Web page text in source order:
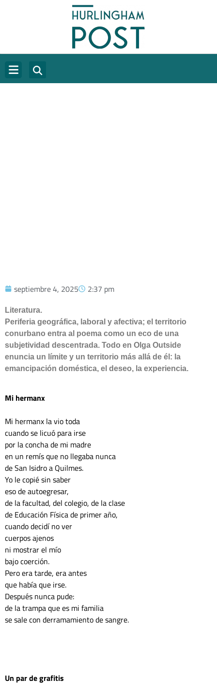
septiembre 4, 2025 2:37 pm
Literatura.
Periferia geográfica, laboral y afectiva; el territorio
conurbano entra al poema como un eco de una
subjetividad descentrada. Todo en Olga Outside
enuncia un límite y un territorio más allá de él: la
emancipación doméstica, el deseo, la experiencia.
Mi hermanx
Mi hermanx la vio toda
cuando se licuó para irse
por la concha de mi madre
en un remís que no llegaba nunca
de San Isidro a Quilmes.
Yo le copié sin saber
eso de autoegresar,
de la facultad, del colegio, de la clase
de Educación Física de primer año,
cuando decidí no ver
cuerpos ajenos
ni mostrar el mío
bajo coerción.
Pero era tarde, era antes
que había que irse.
Después nunca pude:
de la trampa que es mi familia
se sale con derramamiento de sangre.
Un par de grafitis